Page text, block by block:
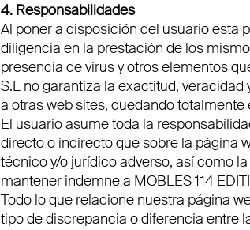
4. Responsabilidades
Al poner a disposición del usuario esta
diligencia en la prestación de los
presencia de virus y otros elementos
S.L no garantiza la exactitud,
a otras web sites, quedando
El usuario asume toda la
directo o indirecto que sobre la página
técnico y/o jurídico adverso, así como
mantener indemne a MOBLES 114
Todo lo que relacione nuestra página
tipo de discrepancia o diferencia entre